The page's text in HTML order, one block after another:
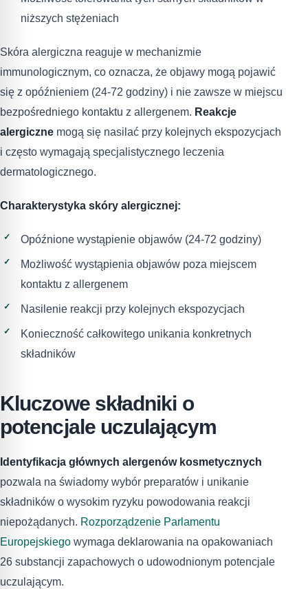
niższych stężeniach
Skóra alergiczna reaguje w mechanizmie
immunologicznym, co oznacza, że objawy mogą pojawić
się z opóźnieniem (24-72 godziny) i nie zawsze w miejscu
bezpośredniego kontaktu z allergenem. Reakcje
alergiczne mogą się nasilać przy kolejnych ekspozycjach
i często wymagają specjalistycznego leczenia
dermatologicznego.
Charakterystyka skóry alergicznej:
Opóźnione wystąpienie objawów (24-72 godziny)
Możliwość wystąpienia objawów poza miejscem
kontaktu z allergenem
Nasilenie reakcji przy kolejnych ekspozycjach
Konieczność całkowitego unikania konkretnych
składników
Kluczowe składniki o
potencjale uczulającym
Identyfikacja głównych alergenów kosmetycznych
pozwala na świadomy wybór preparatów i unikanie
składników o wysokim ryzyku powodowania reakcji
niepożądanych. Rozporządzenie Parlamentu
Europejskiego wymaga deklarowania na opakowaniach
26 substancji zapachowych o udowodnionym potencjale
uczulającym.